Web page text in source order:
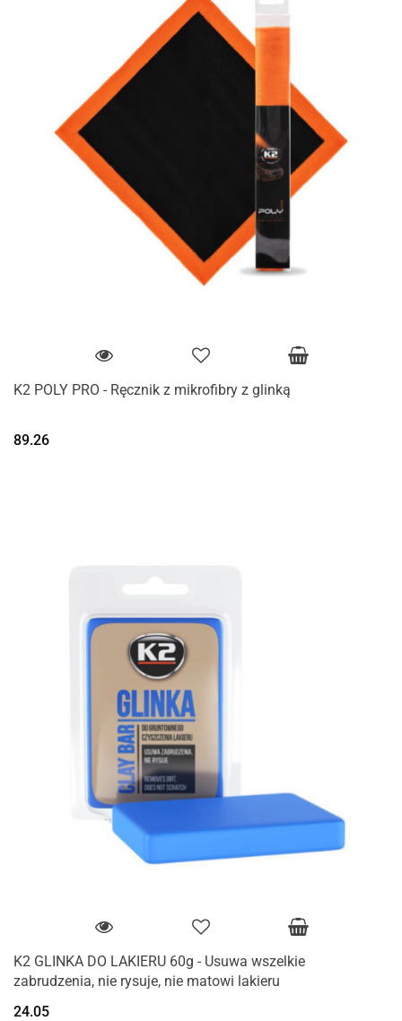
K2 POLY PRO - Ręcznik z mikrofibry z glinką
89.26
K2 GLINKA DO LAKIERU 60g - Usuwa wszelkie
zabrudzenia, nie rysuje, nie matowi lakieru
24.05